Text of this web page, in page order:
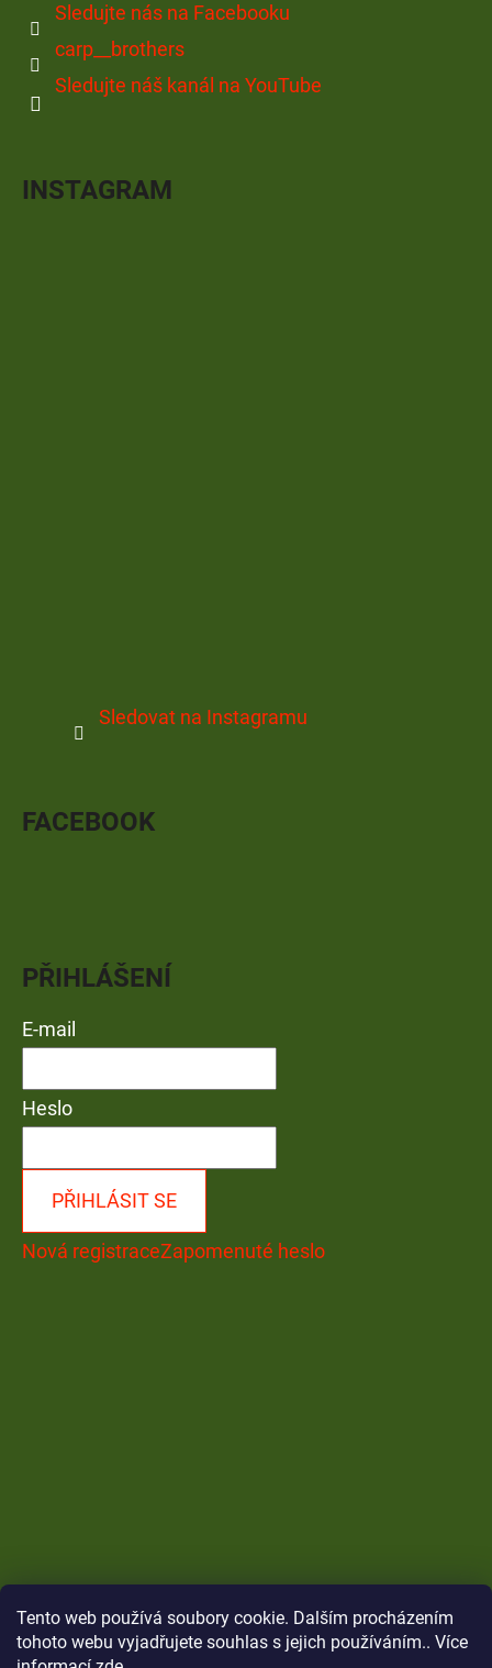
Tento web používá soubory cookie. Dalším procházením
tohoto webu vyjadřujete souhlas s jejich používáním.. Více
Sledujte nás na Facebooku
carp__brothers
Sledujte náš kanál na YouTube
INSTAGRAM
Sledovat na Instagramu
FACEBOOK
PŘIHLÁŠENÍ
E-mail
Heslo
PŘIHLÁSIT SE
Nová registraceZapomenuté heslo